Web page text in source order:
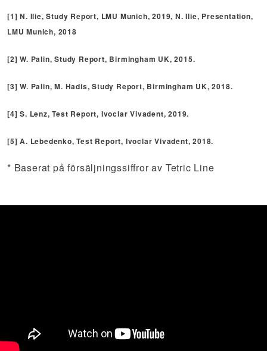
[1] N. Ilie, Study Report, LMU Munich, 2019, N. Ilie, Presentation,
LMU Munich, 2018
[2] W. Palin, Study Report, Birmingham UK, 2015.
[3] W. Palin, M. Hadis, Study Report, Birmingham UK, 2018.
[4] S. Lenz, Test Report, Ivoclar Vivadent, 2019.
[5] A. Lebedenko, Test Report, Ivoclar Vivadent, 2018.
* Baserat på försäljningssiffror av Tetric Line